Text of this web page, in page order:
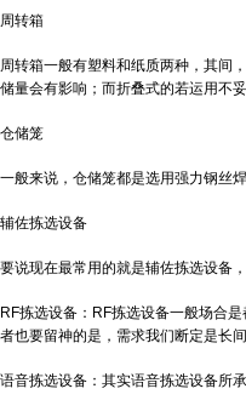
周转箱
周转箱一般有塑料和纸质两种，其间
储量会有影响；而折叠式的若运用不
仓储笼
一般来说，仓储笼都是选用强力钢丝
辅佐拣选设备
要说现在最常用的就是辅佐拣选设备
RF拣选设备：RF拣选设备一般场合
者也要留神的是，需求我们断定是长
语音拣选设备：其实语音拣选设备所